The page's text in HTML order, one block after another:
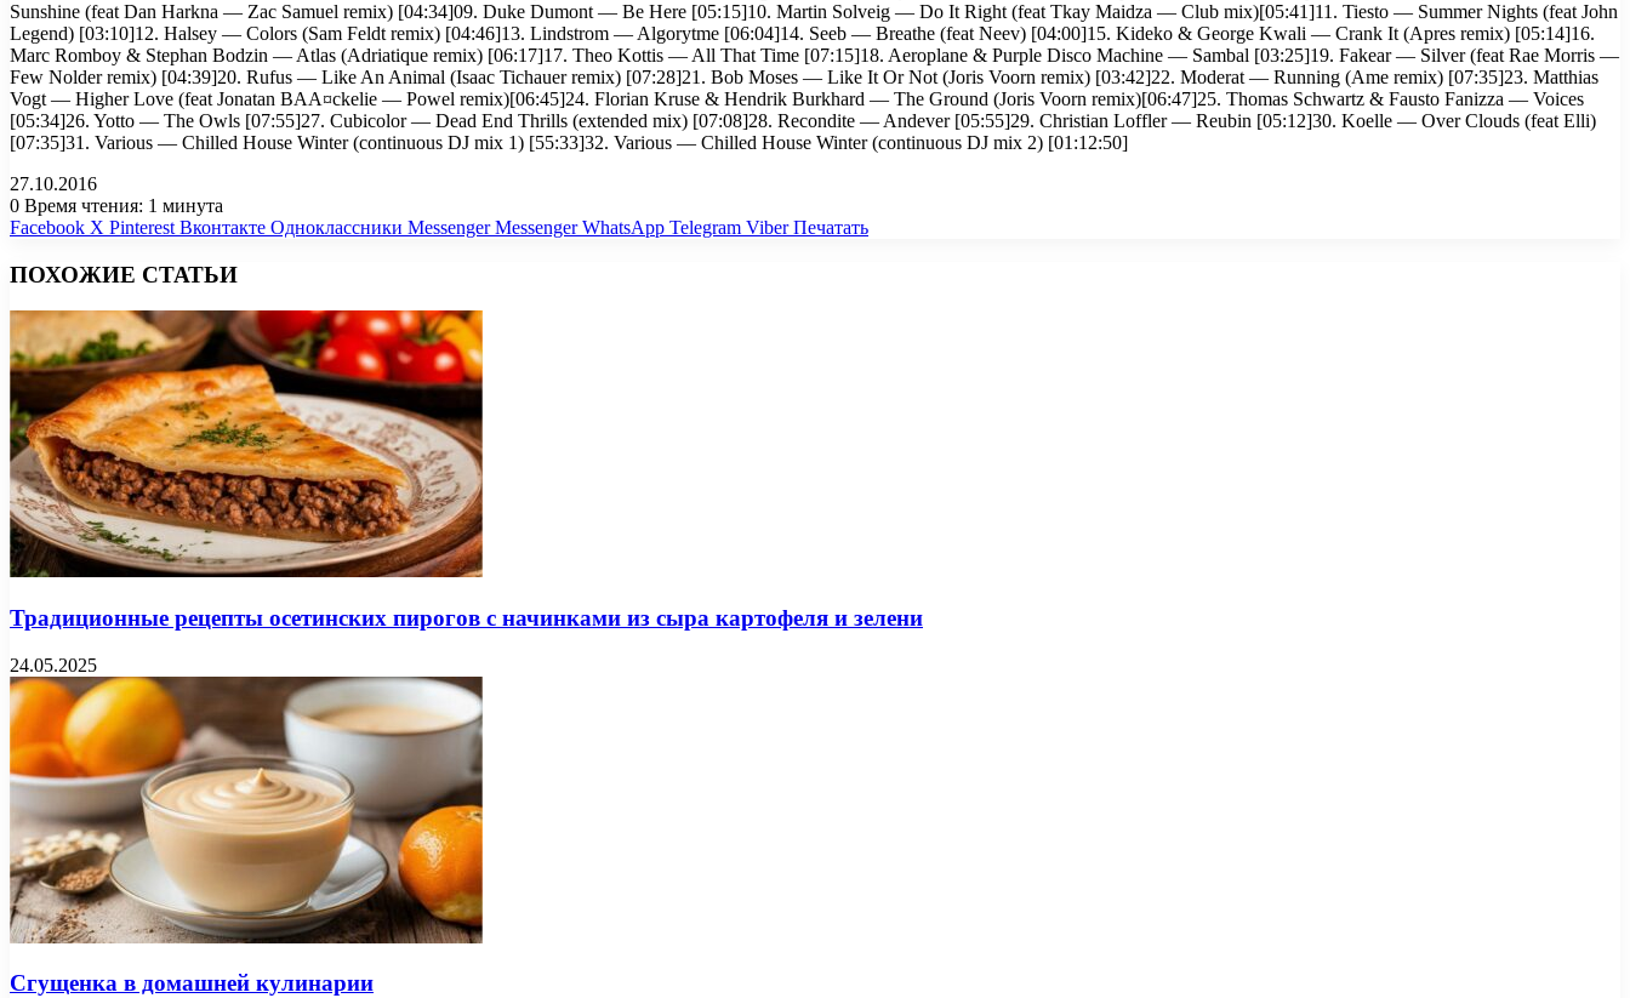
Sunshine (feat Dan Harkna — Zac Samuel remix) [04:34]09. Duke Dumont — Be Here [05:15]10. Martin Solveig — Do It Right (feat Tkay Maidza — Club mix)[05:41]11. Tiesto — Summer Nights (feat John
Legend) [03:10]12. Halsey — Colors (Sam Feldt remix) [04:46]13. Lindstrom — Algorytme [06:04]14. Seeb — Breathe (feat Neev) [04:00]15. Kideko & George Kwali — Crank It (Apres remix) [05:14]16.
Marc Romboy & Stephan Bodzin — Atlas (Adriatique remix) [06:17]17. Theo Kottis — All That Time [07:15]18. Aeroplane & Purple Disco Machine — Sambal [03:25]19. Fakear — Silver (feat Rae Morris —
Few Nolder remix) [04:39]20. Rufus — Like An Animal (Isaac Tichauer remix) [07:28]21. Bob Moses — Like It Or Not (Joris Voorn remix) [03:42]22. Moderat — Running (Ame remix) [07:35]23. Matthias
Vogt — Higher Love (feat Jonatan BAA¤ckelie — Powel remix)[06:45]24. Florian Kruse & Hendrik Burkhard — The Ground (Joris Voorn remix)[06:47]25. Thomas Schwartz & Fausto Fanizza — Voices
[05:34]26. Yotto — The Owls [07:55]27. Cubicolor — Dead End Thrills (extended mix) [07:08]28. Recondite — Andever [05:55]29. Christian Loffler — Reubin [05:12]30. Koelle — Over Clouds (feat Elli)
[07:35]31. Various — Chilled House Winter (continuous DJ mix 1) [55:33]32. Various — Chilled House Winter (continuous DJ mix 2) [01:12:50]
27.10.2016
0 Время чтения: 1 минута
Facebook X Pinterest Вконтакте Одноклассники Messenger Messenger WhatsApp Telegram Viber Печатать
ПОХОЖИЕ СТАТЬИ
Традиционные рецепты осетинских пирогов с начинками из сыра картофеля и зелени
24.05.2025
Сгущенка в домашней кулинарии